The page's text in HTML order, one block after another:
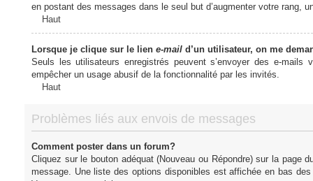
en postant des messages dans le seul but d’augmenter votre rang,
Haut
Lorsque je clique sur le lien e-maild’un utilisateur, on me
Seuls les utilisateurs enregistrés peuvent s’envoyer des e-
empêcher un usage abusif de la fonctionnalité par les invités.
Haut
Problèmes liés aux envois de messages
Comment poster dans un forum?
Cliquez sur le bouton adéquat (Nouveau ou Répondre) sur la page
message. Une liste des options disponibles est affichée en bas